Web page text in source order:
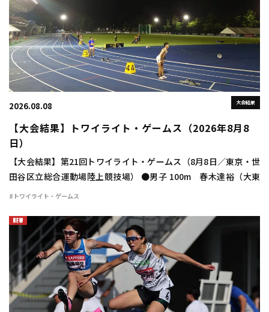
大会結果
2026.08.08
【大会結果】トワイライト・ゲームス（2026年8月8
日）
【大会結果】第21回トワイライト・ゲームス（8月8日／東京・世
田谷区立総合運動場陸上競技場） ●男子 100m 春木達裕（大東
大） 10秒24（＋1.8） 400m 豊田兼（トヨタ自動車） 46秒
#トワイライト・ゲームス